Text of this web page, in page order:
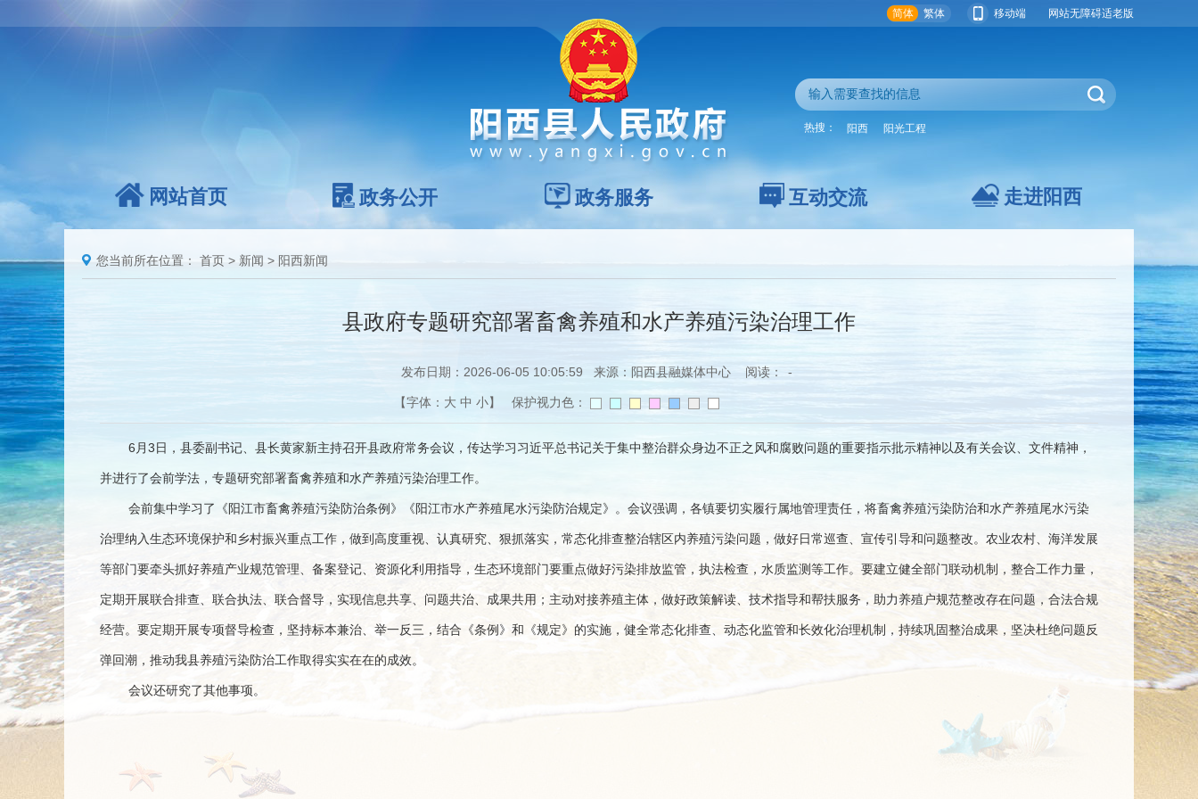
简体 繁体 移动端 网站无障碍适老版
热搜： 阳西 阳光工程
网站首页 政务公开 政务服务 互动交流 走进阳西
您当前所在位置： 首页 > 新闻 > 阳西新闻
县政府专题研究部署畜禽养殖和水产养殖污染治理工作
发布日期：2026-06-05 10:05:59 来源：阳西县融媒体中心 阅读： -
【字体： 大 中 小】 保护视力色：
6月3日，县委副书记、县长黄家新主持召开县政府常务会议，传达学习习近平总书记关于集中整治群众身边不正之风和腐败问题的重要指示批示精神以及有关会议、文件精神，
并进行了会前学法，专题研究部署畜禽养殖和水产养殖污染治理工作。
会前集中学习了《阳江市畜禽养殖污染防治条例》《阳江市水产养殖尾水污染防治规定》。会议强调，各镇要切实履行属地管理责任，将畜禽养殖污染防治和水产养殖尾水污染
治理纳入生态环境保护和乡村振兴重点工作，做到高度重视、认真研究、狠抓落实，常态化排查整治辖区内养殖污染问题，做好日常巡查、宣传引导和问题整改。农业农村、海洋发展
等部门要牵头抓好养殖产业规范管理、备案登记、资源化利用指导，生态环境部门要重点做好污染排放监管，执法检查，水质监测等工作。要建立健全部门联动机制，整合工作力量，
定期开展联合排查、联合执法、联合督导，实现信息共享、问题共治、成果共用；主动对接养殖主体，做好政策解读、技术指导和帮扶服务，助力养殖户规范整改存在问题，合法合规
经营。要定期开展专项督导检查，坚持标本兼治、举一反三，结合《条例》和《规定》的实施，健全常态化排查、动态化监管和长效化治理机制，持续巩固整治成果，坚决杜绝问题反
弹回潮，推动我县养殖污染防治工作取得实实在在的成效。
会议还研究了其他事项。